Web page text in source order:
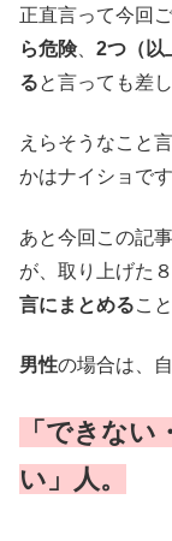
正直言って今回
ら危険、 2つ（以
ると言っても差
えらそうなこと
かはナイショです
あと今回この記
が、取り上げた
言にまとめるこ
男性の場合は、
「できな
い」人。